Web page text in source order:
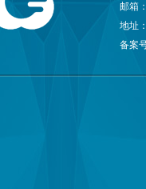
邮箱
地址
备案